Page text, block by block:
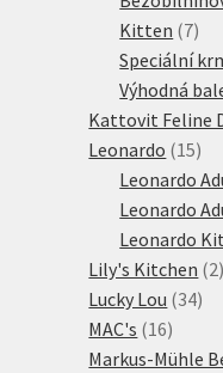
Kitten 77
Speciální
Výhodná
Kattovit Feline
Leonardo 1515
Leonardo
Leonardo
Leonardo
Lily's Kitchen 22
Lucky Lou 3434
MAC's 1616
Markus-Mühle